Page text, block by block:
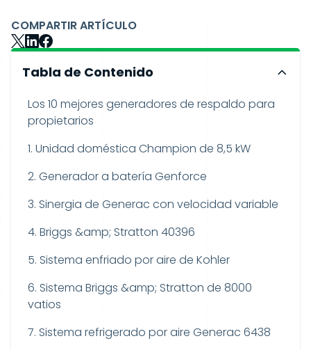
COMPARTIR ARTÍCULO
Tabla de Contenido
Los 10 mejores generadores de respaldo para
propietarios
1. Unidad doméstica Champion de 8,5 kW
2. Generador a batería Genforce
3. Sinergia de Generac con velocidad variable
4. Briggs &amp; Stratton 40396
5. Sistema enfriado por aire de Kohler
6. Sistema Briggs &amp; Stratton de 8000
vatios
7. Sistema refrigerado por aire Generac 6438